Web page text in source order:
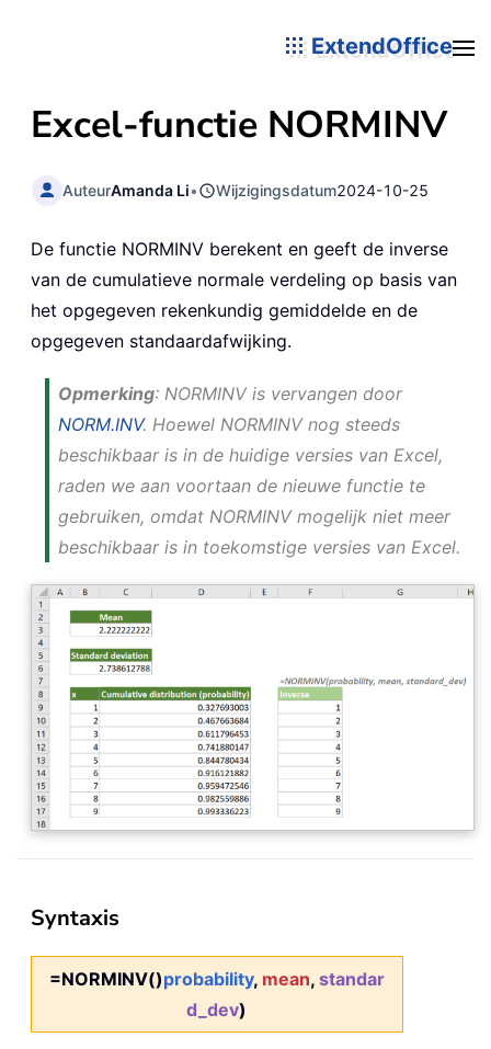
ExtendOffice
Excel-functie NORMINV
AuteurAmanda Li• Wijzigingsdatum2024-10-25
De functie NORMINV berekent en geeft de inverse
van de cumulatieve normale verdeling op basis van
het opgegeven rekenkundig gemiddelde en de
opgegeven standaardafwijking.
Opmerking: NORMINV is vervangen door
NORM.INV. Hoewel NORMINV nog steeds
beschikbaar is in de huidige versies van Excel,
raden we aan voortaan de nieuwe functie te
gebruiken, omdat NORMINV mogelijk niet meer
beschikbaar is in toekomstige versies van Excel.
Syntaxis
=NORMINV()probability, mean, standar
d_dev)